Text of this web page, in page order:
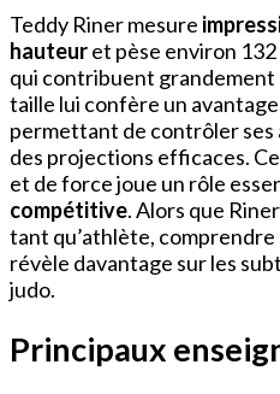
Teddy Riner mesure
hauteuret pèse environ
qui contribuent grandement
taille lui confère un
permettant de contrôler ses
des projections efficaces.
et de force joue un rôle
compétitive. Alors que
tant qu’athlète,
révèle davantage sur les
judo.
Principaux